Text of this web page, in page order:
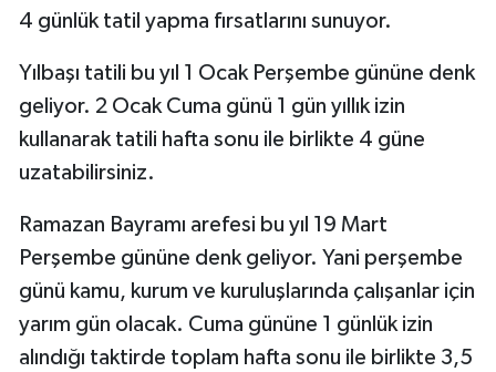
4 günlük tatil yapma fırsatlarını sunuyor.
Yılbaşı tatili bu yıl 1 Ocak Perşembe gününe denk
geliyor. 2 Ocak Cuma günü 1 gün yıllık izin
kullanarak tatili hafta sonu ile birlikte 4 güne
uzatabilirsiniz.
Ramazan Bayramı arefesi bu yıl 19 Mart
Perşembe gününe denk geliyor. Yani perşembe
günü kamu, kurum ve kuruluşlarında çalışanlar için
yarım gün olacak. Cuma gününe 1 günlük izin
alındığı taktirde toplam hafta sonu ile birlikte 3,5